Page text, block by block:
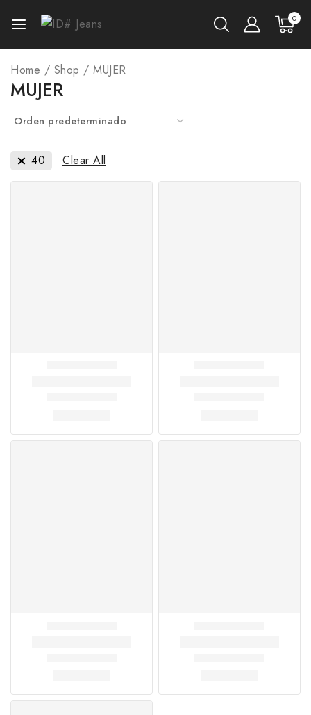
0
Home / Shop / MUJER
MUJER
40 Clear All